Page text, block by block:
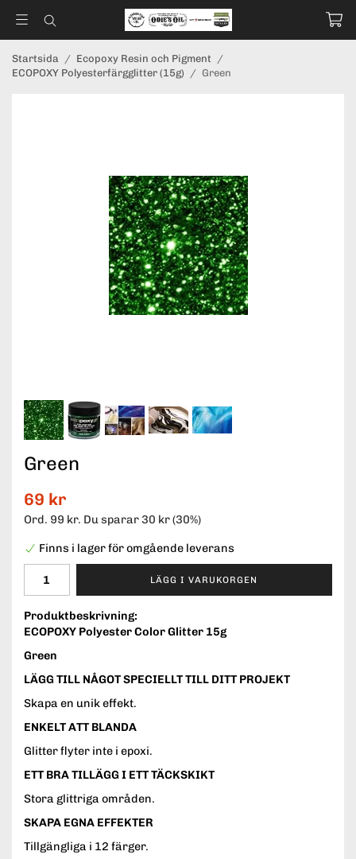
Startsida / Ecopoxy Resin och Pigment /
ECOPOXY Polyesterfärgglitter (15g) / Green
Green
69 kr
Ord. 99 kr. Du sparar30 kr(30%)
Finns i lager för omgående leverans
LÄGG I VARUKORGEN
Produktbeskrivning:
ECOPOXY Polyester Color Glitter 15g
Green
LÄGG TILL NÅGOT SPECIELLT TILL DITT PROJEKT
Skapa en unik effekt.
ENKELT ATT BLANDA
Glitter flyter inte i epoxi.
ETT BRA TILLÄGG I ETT TÄCKSKIKT
Stora glittriga områden.
SKAPA EGNA EFFEKTER
Tillgängliga i 12 färger.